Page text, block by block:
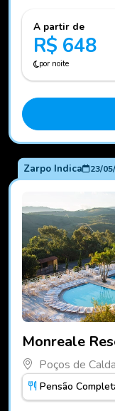
A partir de
R$ 648
por noite
Zarpo Indica 23/
Monreale
Poços de
Pensão